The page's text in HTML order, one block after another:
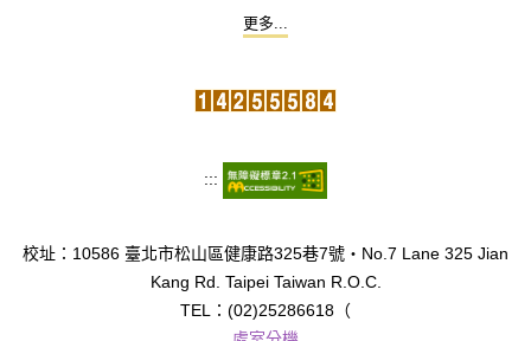
更多...
:::
校址：10586 臺北市松山區健康路325巷7號‧No.7 Lane 325 Jian
Kang Rd. Taipei Taiwan R.O.C.
TEL：(02)25286618（